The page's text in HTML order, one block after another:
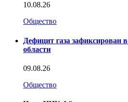
10.08.26
Общество
Дефицит газа зафиксирован
области
09.08.26
Общество